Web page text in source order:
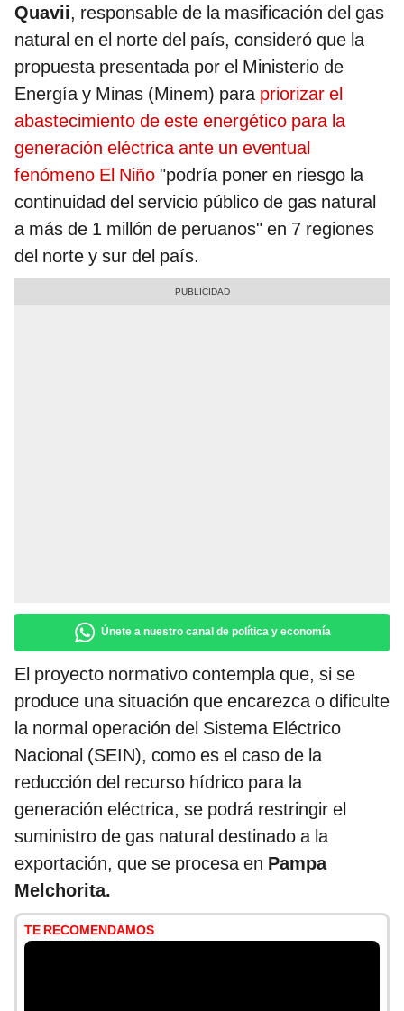
Quavii, responsable de la masificación del gas
natural en el norte del país, consideró que la
propuesta presentada por el Ministerio de
Energía y Minas (Minem) para priorizar el
abastecimiento de este energético para la
generación eléctrica ante un eventual
fenómeno El Niño "podría poner en riesgo la
continuidad del servicio público de gas natural
a más de 1 millón de peruanos" en 7 regiones
del norte y sur del país.
Únete a nuestro canal de política y economía
El proyecto normativo contempla que, si se
produce una situación que encarezca o dificulte
la normal operación del Sistema Eléctrico
Nacional (SEIN), como es el caso de la
reducción del recurso hídrico para la
generación eléctrica, se podrá restringir el
suministro de gas natural destinado a la
exportación, que se procesa en Pampa
Melchorita.
TE RECOMENDAMOS